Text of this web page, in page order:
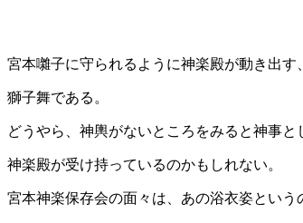
宮本囃子に守られるように神楽殿が動き出す
獅子舞である。
どうやら、神輿がないところをみると神事と
神楽殿が受け持っているのかもしれない。
宮本神楽保存会の面々は、あの浴衣姿という